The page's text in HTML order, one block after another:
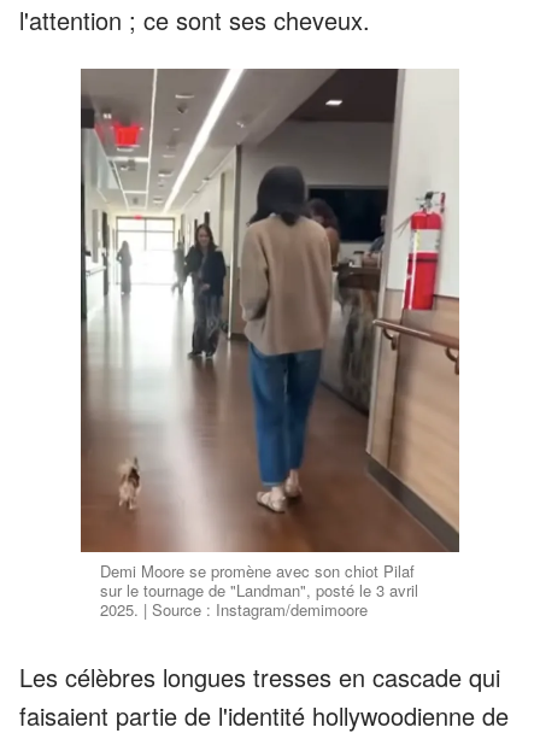
l'attention ; ce sont ses cheveux.
Demi Moore se promène avec son chiot Pilaf
sur le tournage de "Landman", posté le 3 avril
2025. | Source : Instagram/demimoore
Les célèbres longues tresses en cascade qui
faisaient partie de l'identité hollywoodienne de